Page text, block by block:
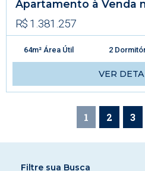
Filtre sua Busca
Apartamento à Venda
R$ 1.381.257
64m² Área Útil 2
VER
1 2 3